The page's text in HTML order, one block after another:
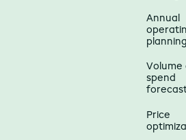
Annual
planning
Volume
spend
Price